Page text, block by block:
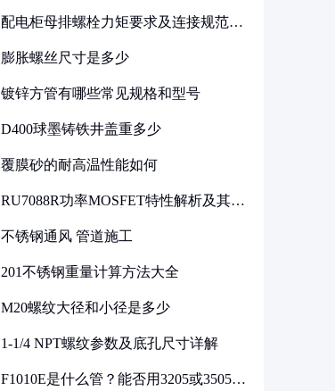
配电柜母排螺栓力矩要求及连接规范详
膨胀螺丝尺寸是多少
镀锌方管有哪些常见规格和型号
D400球墨铸铁井盖重多少
覆膜砂的耐高温性能如何
RU7088R功率MOSFET特性解析及其在
不锈钢通风 管道施工
201不锈钢重量计算方法大全
M20螺纹大径和小径是多少
1-1/4 NPT螺纹参数及底孔尺寸详解
F1010E是什么管？能否用3205或3505代